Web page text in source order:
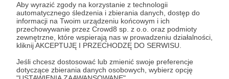
Aby wyrazić zgody na korzystanie z technologii
automatycznego śledzenia i zbierania danych, dostęp do
informacji na Twoim urządzeniu końcowym i ich
przechowywanie przez Crowd8 sp. z o.o. oraz podmioty
zewnętrzne, które wspierają nas w prowadzeniu działalności,
kliknij AKCEPTUJĘ I PRZECHODZĘ DO SERWISU.
Jeśli chcesz dostosować lub zmienić swoje preferencje
dotyczące zbierania danych osobowych, wybierz opcję